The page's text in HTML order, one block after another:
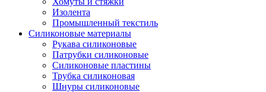
Изолента
Промышленный текстиль
Силиконовые материалы
Рукава силиконовые
Патрубки силиконовые
Силиконовые пластины
Трубка силиконовая
Шнуры силиконовые